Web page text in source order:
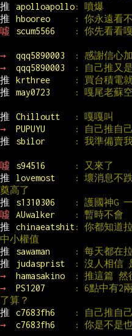
推
apolloapollo: 噴爆
推
hbooreo
: 你永遠看
噓
scum5566 : 你先看看
→ qqq5890003
: 感謝信心
→
qqq5890003
: 自己推又
推
krthree
: 買台積電
推
may0723 : 嘎尾老蘇
推 Chilloutt
: 嘎嘎叫
→
PUPUYU
: 自己推自
推
sbilor : 我準備賣
噓 s94516
: 又來了
推
lovemost
: 壞消息不
奠高了
推
s1310306
: 護國神G
噓
AUwalker
: 暫時不會
推
chinaeatshit: 你都知道
中小權值
推
sawaman
: 每天都在
推
judasprist
: 沒人相信
→
hamasakino
: 推這篇 然
→
PS1207
: 6點中有2
了算？
推
c7683fh6
: 自己推自己
→
c7683fh6 : 你是不是